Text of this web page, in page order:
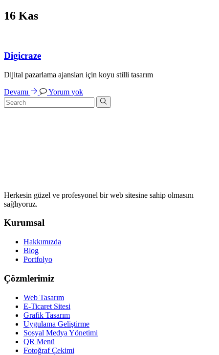
16 Kas
Digicraze
Dijital pazarlama ajansları için koyu stilli tasarım
Devamı Yorum yok
Herkesin güzel ve profesyonel bir web sitesine sahip olmasını
sağlıyoruz.
Kurumsal
Hakkımızda
Blog
Portfolyo
Çözmlerimiz
Web Tasarım
E-Ticaret Sitesi
Grafik Tasarım
Uygulama Geliştirme
Sosyal Medya Yönetimi
QR Menü
Fotoğraf Çekimi